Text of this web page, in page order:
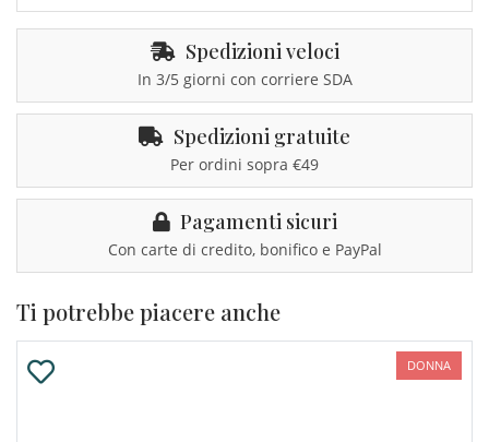
Spedizioni veloci
In 3/5 giorni con corriere SDA
Spedizioni gratuite
Per ordini sopra €49
Pagamenti sicuri
Con carte di credito, bonifico e PayPal
Ti potrebbe piacere anche
DONNA